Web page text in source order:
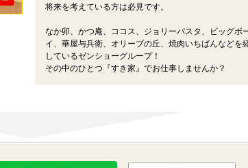
将来を考えている方は必見です。
なか卯、かつ庵、ココス、ジョリーパスタ、ビッグボ
イ、華屋与兵衛、オリーブの丘、焼肉いちばんなどを
しているゼンショーグループ！
その中のひとつ『すき家』でお仕事しませんか？